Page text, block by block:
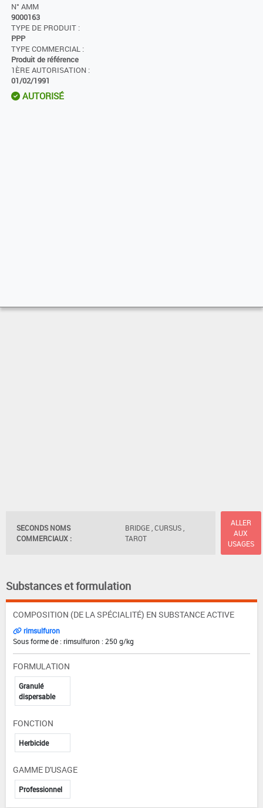
N° AMM
9000163
TYPE DE PRODUIT :
PPP
TYPE COMMERCIAL :
Produit de référence
1ÈRE AUTORISATION :
01/02/1991
AUTORISÉ
SECONDS NOMS
COMMERCIAUX :
BRIDGE , CURSUS ,
TAROT
ALLER
AUX
USAGES
Substances et formulation
COMPOSITION (DE LA SPÉCIALITÉ) EN SUBSTANCE ACTIVE
rimsulfuron
Sous forme de : rimsulfuron : 250 g/kg
FORMULATION
Granulé
dispersable
FONCTION
Herbicide
GAMME D'USAGE
Professionnel